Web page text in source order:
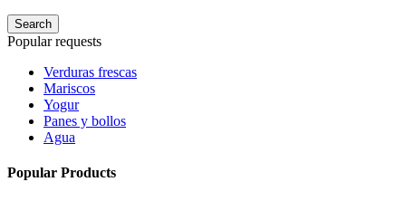
Search
Popular requests
Verduras frescas
Mariscos
Yogur
Panes y bollos
Agua
Popular Products